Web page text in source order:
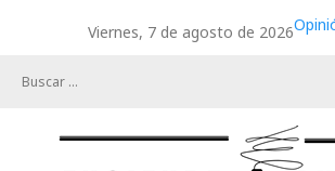
Viernes, 7 de agosto de 2026